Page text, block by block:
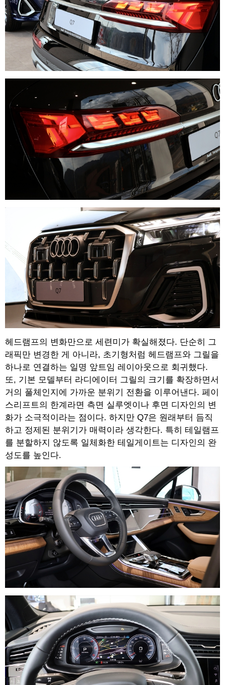
헤드램프의 변화만으로 세련미가 확실해졌다. 단순히 그
래픽만 변경한 게 아니라, 초기형처럼 헤드램프와 그릴을
하나로 연결하는 일명 앞트임 레이아웃으로 회귀했다.
또, 기본 모델부터 라디에이터 그릴의 크기를 확장하면서
거의 풀체인지에 가까운 분위기 전환을 이루어낸다. 페이
스리프트의 한계라면 측면 실루엣이나 후면 디자인의 변
화가 소극적이라는 점이다. 하지만 Q7은 원래부터 듬직
하고 정제된 분위기가 매력이라 생각한다. 특히 테일램프
를 분할하지 않도록 일체화한 테일게이트는 디자인의 완
성도를 높인다.